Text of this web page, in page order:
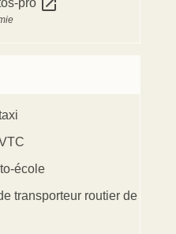
pro open_in_new
école
transporteur routier de